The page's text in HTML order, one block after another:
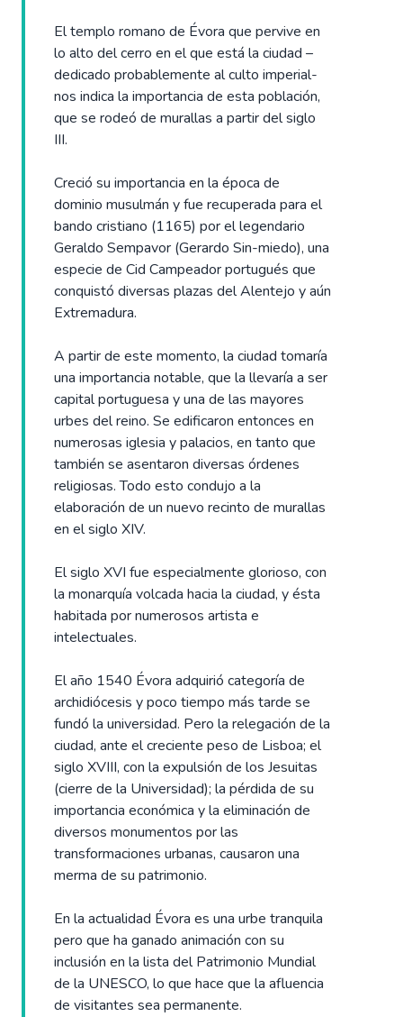
El templo romano de Évora que pervive en
lo alto del cerro en el que está la ciudad –
dedicado probablemente al culto imperial-
nos indica la importancia de esta población,
que se rodeó de murallas a partir del siglo
III.
Creció su importancia en la época de
dominio musulmán y fue recuperada para el
bando cristiano (1165) por el legendario
Geraldo Sempavor (Gerardo Sin-miedo), una
especie de Cid Campeador portugués que
conquistó diversas plazas del Alentejo y aún
Extremadura.
A partir de este momento, la ciudad tomaría
una importancia notable, que la llevaría a ser
capital portuguesa y una de las mayores
urbes del reino. Se edificaron entonces en
numerosas iglesia y palacios, en tanto que
también se asentaron diversas órdenes
religiosas. Todo esto condujo a la
elaboración de un nuevo recinto de murallas
en el siglo XIV.
El siglo XVI fue especialmente glorioso, con
la monarquía volcada hacia la ciudad, y ésta
habitada por numerosos artista e
intelectuales.
El año 1540 Évora adquirió categoría de
archidiócesis y poco tiempo más tarde se
fundó la universidad. Pero la relegación de la
ciudad, ante el creciente peso de Lisboa; el
siglo XVIII, con la expulsión de los Jesuitas
(cierre de la Universidad); la pérdida de su
importancia económica y la eliminación de
diversos monumentos por las
transformaciones urbanas, causaron una
merma de su patrimonio.
En la actualidad Évora es una urbe tranquila
pero que ha ganado animación con su
inclusión en la lista del Patrimonio Mundial
de la UNESCO, lo que hace que la afluencia
de visitantes sea permanente.